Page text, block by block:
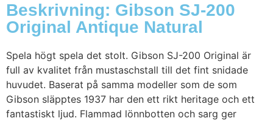
Beskrivning: Gibson SJ-200
Original Antique Natural
Spela högt spela det stolt. Gibson SJ-200 Original är
full av kvalitet från mustaschstall till det fint snidade
huvudet. Baserat på samma modeller som de som
Gibson släpptes 1937 har den ett rikt heritage och ett
fantastiskt ljud. Flammad lönnbotten och sarg ger